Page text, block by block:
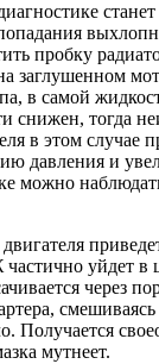
станет
пробку
заглушенном
в самой
снижен, тогда
в этом случае
давления и
можно
уйдет в
через
Получается
мутнеет.